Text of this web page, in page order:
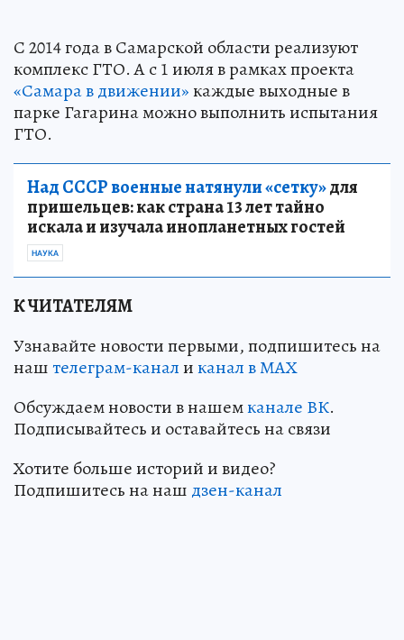
С 2014 года в Самарской области реализуют
комплекс ГТО. А с 1 июля в рамках проекта
«Самара в движении»каждые выходные в
парке Гагарина можно выполнить испытания
ГТО.
Над СССР военные натянули «сетку»для
пришельцев: как страна 13 лет тайно
искала и изучала инопланетных гостей
НАУКА
К ЧИТАТЕЛЯМ
Узнавайте новости первыми, подпишитесь на
наштелеграм-каналиканал в МАХ
Обсуждаем новости в нашемканале ВК.
Подписывайтесь и оставайтесь на связи
Хотите больше историй и видео?
Подпишитесь на наш дзен-канал